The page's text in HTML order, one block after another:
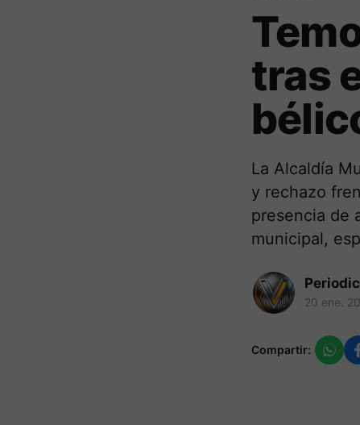
tras
La Alcaldía
y rechazo
presencia de
municipal,
20 ene.
Compartir: